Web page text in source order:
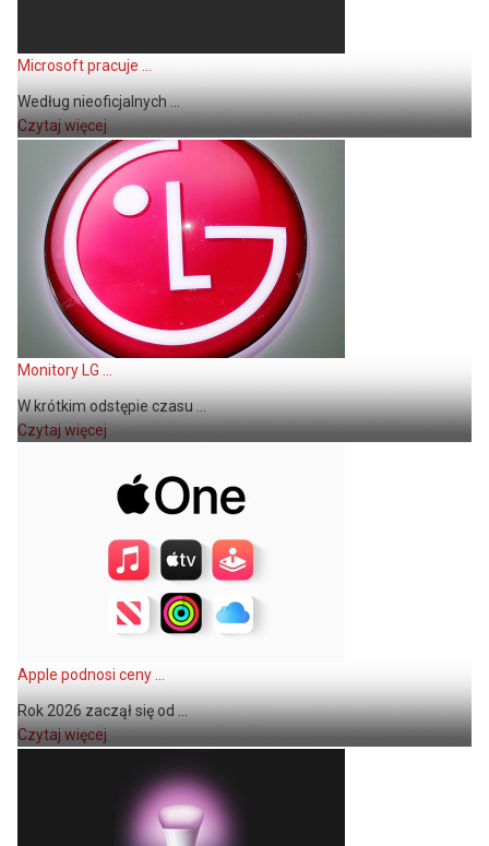
Microsoft pracuje ...
Według nieoficjalnych ...
Czytaj więcej
Monitory LG ...
W krótkim odstępie czasu ...
Czytaj więcej
Apple podnosi ceny ...
Rok 2026 zaczął się od ...
Czytaj więcej